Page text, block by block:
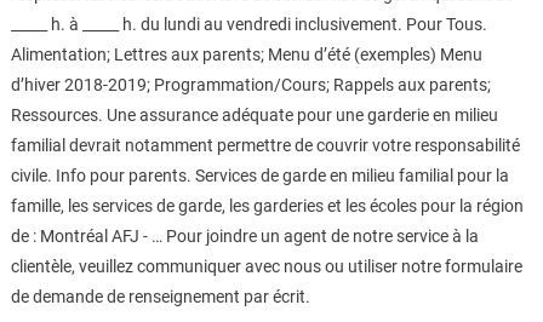
_____ h. à _____ h. du lundi au vendredi inclusivement. Pour Tous.
Alimentation; Lettres aux parents; Menu d’été (exemples) Menu
d’hiver 2018-2019; Programmation/Cours; Rappels aux parents;
Ressources. Une assurance adéquate pour une garderie en milieu
familial devrait notamment permettre de couvrir votre responsabilité
civile. Info pour parents. Services de garde en milieu familial pour la
famille, les services de garde, les garderies et les écoles pour la région
de : Montréal AFJ - … Pour joindre un agent de notre service à la
clientèle, veuillez communiquer avec nous ou utiliser notre formulaire
de demande de renseignement par écrit.